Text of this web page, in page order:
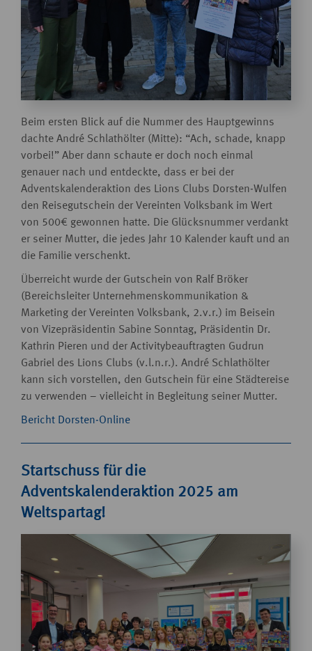
Beim ersten Blick auf die Nummer des Hauptgewinns
dachte André Schlathölter (Mitte): “Ach, schade, knapp
vorbei!” Aber dann schaute er doch noch einmal
genauer nach und entdeckte, dass er bei der
Adventskalenderaktion des Lions Clubs Dorsten-Wulfen
den Reisegutschein der Vereinten Volksbank im Wert
von 500€ gewonnen hatte. Die Glücksnummer verdankt
er seiner Mutter, die jedes Jahr 10 Kalender kauft und an
die Familie verschenkt.
Überreicht wurde der Gutschein von Ralf Bröker
(Bereichsleiter Unternehmenskommunikation &
Marketing der Vereinten Volksbank, 2.v.r.) im Beisein
von Vizepräsidentin Sabine Sonntag, Präsidentin Dr.
Kathrin Pieren und der Activitybeauftragten Gudrun
Gabriel des Lions Clubs (v.l.n.r.). André Schlathölter
kann sich vorstellen, den Gutschein für eine Städtereise
zu verwenden – vielleicht in Begleitung seiner Mutter.
Bericht Dorsten-Online
Startschuss für die
Adventskalenderaktion 2025 am
Weltspartag!